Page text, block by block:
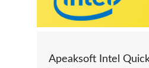
Apeaksoft Intel